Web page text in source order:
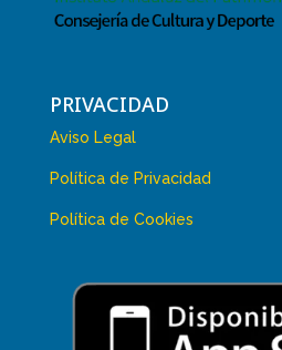
PRIVACIDAD
Aviso Legal
Política de Privacidad
Política de Cookies